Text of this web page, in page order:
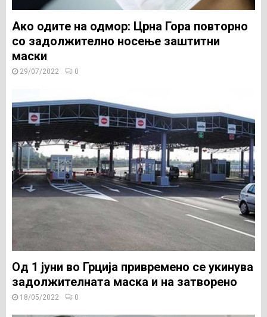
Ако одите на одмор: Црна Гора повторно
со задолжително носење заштитни
маски
29/07/2022 0
Од 1 јуни во Грција привремено се укинува
задолжителната маска и на затворено
18/05/2022 0